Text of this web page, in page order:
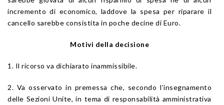
incremento di economico, laddove la spesa per riparare il
cancello sarebbe consistita in poche decine di Euro.
Motivi della decisione
1. Il ricorso va dichiarato inammissibile.
2. Va osservato in premessa che, secondo l’insegnamento
delle Sezioni Unite, in tema di responsabilità amministrativa